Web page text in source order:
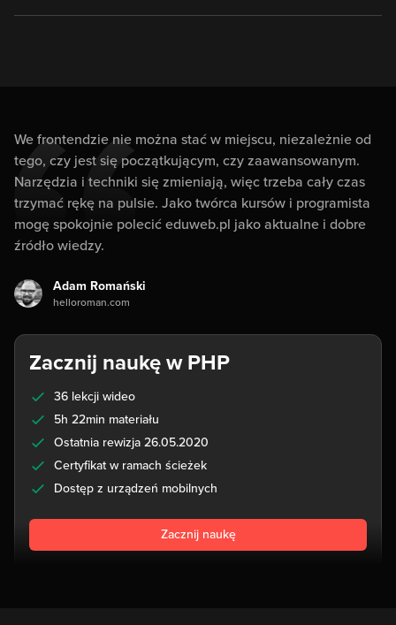
We frontendzie nie można stać w miejscu, niezależnie od
tego, czy jest się początkującym, czy zaawansowanym.
Narzędzia i techniki się zmieniają, więc trzeba cały czas
trzymać rękę na pulsie. Jako twórca kursów i programista
mogę spokojnie polecić eduweb.pl jako aktualne i dobre
źródło wiedzy.
Adam Romański
helloroman.com
Zacznij naukę w PHP
36 lekcji wideo
5h 22min materiału
Ostatnia rewizja 26.05.2020
Certyfikat w ramach ścieżek
Dostęp z urządzeń mobilnych
Zacznij naukę